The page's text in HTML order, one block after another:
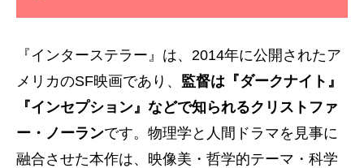
『インターステラー』は、2014年に公開されたア
メリカのSF映画であり、 監督は『ダークナイト』
『インセプション』などで知られるクリストファ
ー・ノーランです。物理学と人間ドラマを見事に
融合させた本作は、映像美・哲学的テーマ・科学